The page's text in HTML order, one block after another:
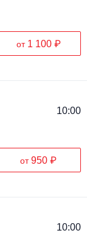
от 1 100 ₽
10:00
от950 ₽
10:00